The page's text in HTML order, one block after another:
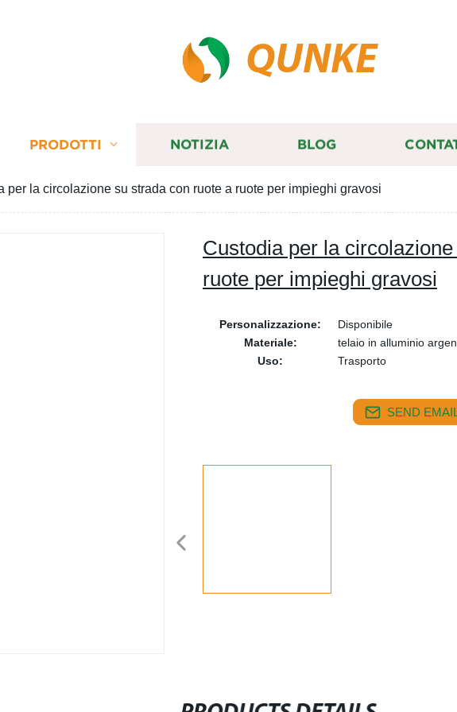
QUNKE
PRODOTTI NOTIZIA BLOG
per la circolazione su strada con ruote a ruote per impieghi gravosi
Custodia per la
ruote per impieghi gravosi
Personalizzazione:
Disponibile
Materiale:
telaio in alluminio
Uso:
Trasporto
SEND